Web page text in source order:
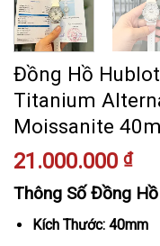
Đồng Hồ
Titanium
Moissanite
21.000.000 ₫
Thông Số Đồng Hồ
Kích Thước: 40mm